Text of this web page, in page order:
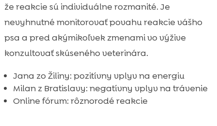
že reakcie sú individuálne rozmanité. Je
nevyhnutné monitorovať povahu reakcie vášho
psa a pred akýmikoľvek zmenami vo výžive
konzultovať skúseného veterinára.
Jana zo Žiliny: pozitívny vplyv na energiu
Milan z Bratislavy: negatívny vplyv na trávenie
Online fórum: rôznorodé reakcie